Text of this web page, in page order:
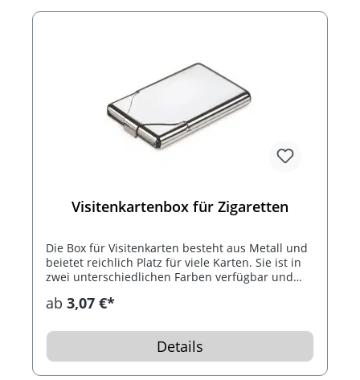
Visitenkartenbox für Zigaretten
Die Box für Visitenkarten besteht aus Metall und
beietet reichlich Platz für viele Karten. Sie ist in
zwei unterschiedlichen Farben verfügbar und
ab 3,07 €*
Details